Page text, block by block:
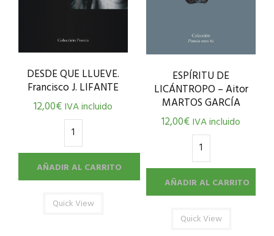
DESDE QUE LLUEVE.
Francisco J. LIFANTE
12,00€IVA incluido
AÑADIR AL CARRITO
Quick View
ESPÍRITU DE
LICÁNTROPO – Aitor
MARTOS GARCÍA
12,00€IVA incluido
AÑADIR AL CARRITO
Quick View